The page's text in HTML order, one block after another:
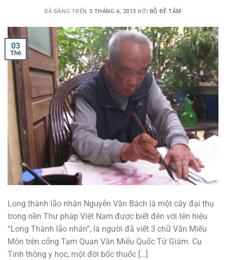
ĐÃ ĐĂNG TRÊN 3 THÁNG 6, 2013 BỞI BỒ ĐỀ TÂM
03
Th6
Long thành lão nhân Nguyễn Văn Bách là một cây đại thụ
trong nền Thư pháp Việt Nam được biết đên với tên hiệu
“Long Thành lão nhân”, là người đã viết 3 chữ Văn Miếu
Môn trên cổng Tam Quan Văn Miếu Quốc Tử Giám. Cụ
Tinh thông y học, một đời bốc thuốc […]